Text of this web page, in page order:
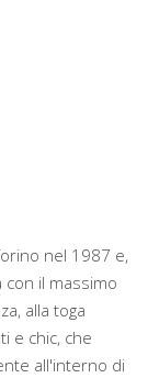
nel 1987 e,
il massimo
alla toga
e chic, che
all'interno di